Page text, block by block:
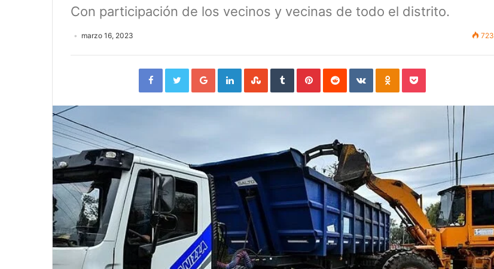
Con participación de los vecinos y vecinas de todo el distrito.
marzo 16, 2023 723
FacebookTwitterGoogle+LinkedInStumbleUpon
TumblrPinterestReddit VKontakteOdnoklassniki
Pocket